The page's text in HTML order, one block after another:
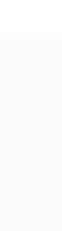
スタッフ